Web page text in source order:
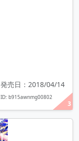
3
発売日：2018/04/14
ID: b915awnmg00802